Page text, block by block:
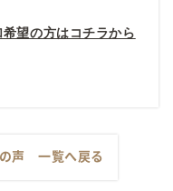
望の方はコチラから
声 一覧へ戻る